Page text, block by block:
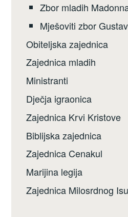
Zbor mladih
Mješoviti zbor
Obiteljska zajednica
Zajednica mladih
Ministranti
Dječja igraonica
Zajednica Krvi Kristove
Biblijska zajednica
Zajednica Cenakul
Marijina legija
Zajednica Milosrdnog